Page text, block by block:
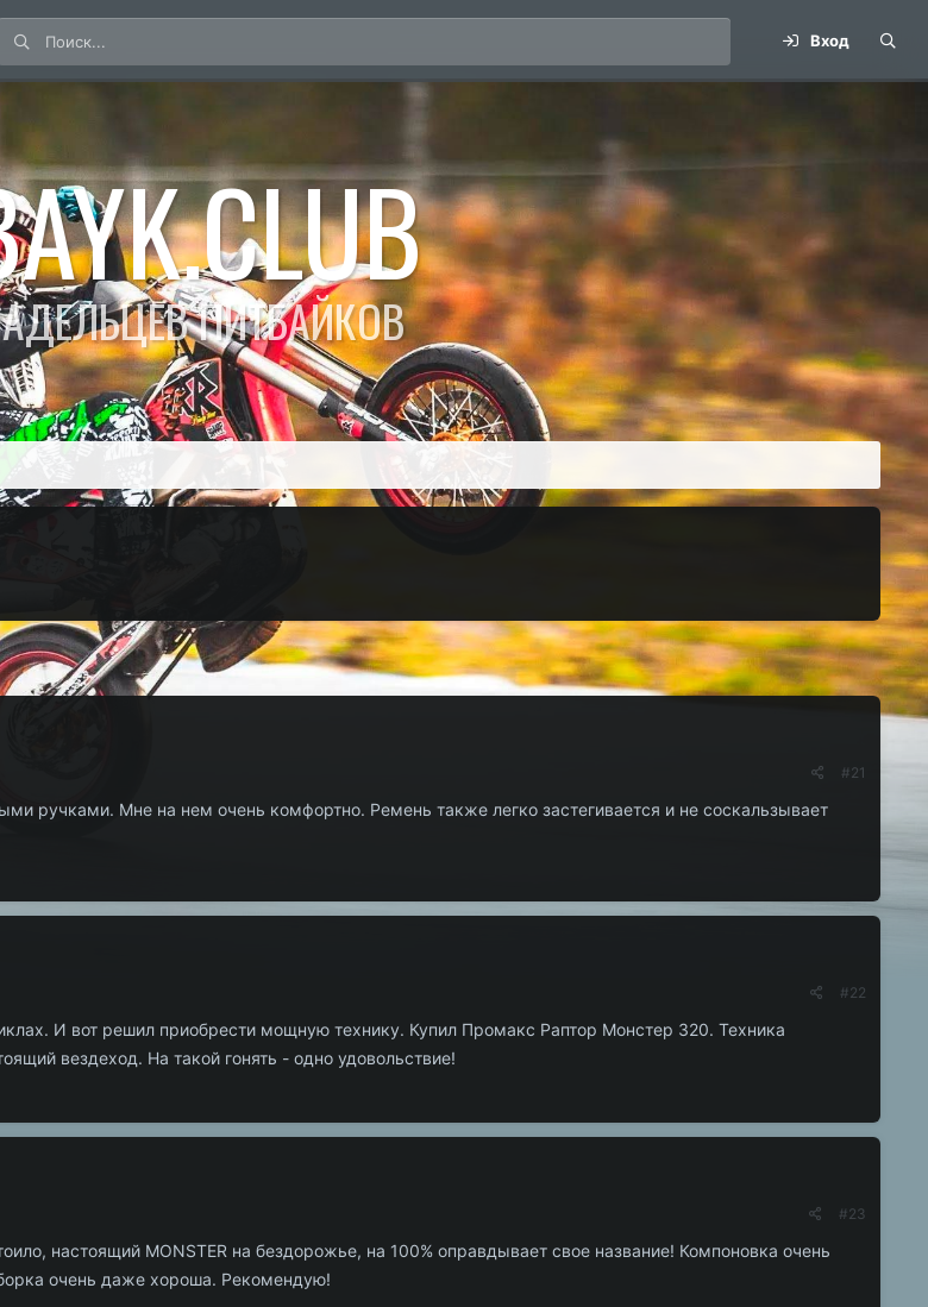
Вход
ПИТБАЙКОВ
#21
ручками. Мне на нем очень комфортно. Ремень также легко застегивается и не соскальзывает
#22
И вот решил приобрести мощную технику. Купил Промакс Раптор Монстер 320. Техника
вездеход. На такой гонять - одно удовольствие!
#23
настоящий МONSTER на бездорожье, на 100% оправдывает свое название! Компоновка очень
очень даже хороша. Рекомендую!